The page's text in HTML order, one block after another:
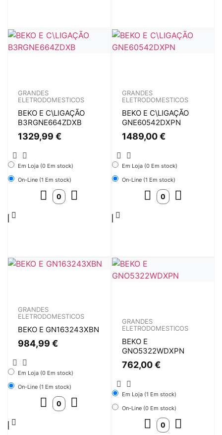
GRANDES
ELETRODOMESTICOS
BEKO E C\LIGAÇÃO
B3RGNE664ZDXB
1329,99 €
Em Loja (0 Em stock)
On-Line (1 Em stock)
GRANDES
ELETRODOMESTICOS
BEKO E C\LIGAÇÃO
GNE60542DXPN
1489,00€
Em Loja (0 Em stock)
On-Line (1 Em stock)
GRANDES
ELETRODOMESTICOS
BEKO E GN163243XBN
984,99 €
Em Loja (0 Em stock)
On-Line (1 Em stock)
GRANDES
ELETRODOMESTICOS
BEKO E
GNO5322WDXPN
762,00€
Em Loja (1 Em stock)
On-Line (0 Em stock)